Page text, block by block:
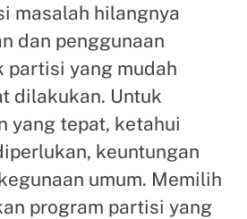
masalah hilangnya
dan penggunaan
partisi yang mudah
dilakukan. Untuk
yang tepat, ketahui
keuntungan
umum. Memilih
program partisi yang